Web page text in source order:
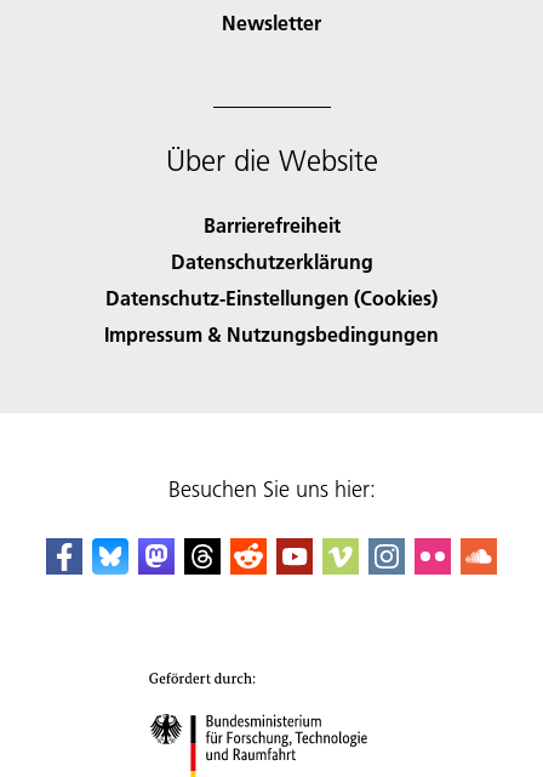
Newsletter
Über die Website
Barrierefreiheit
Datenschutzerklärung
Datenschutz-Einstellungen (Cookies)
Impressum & Nutzungsbedingungen
Besuchen Sie uns hier: